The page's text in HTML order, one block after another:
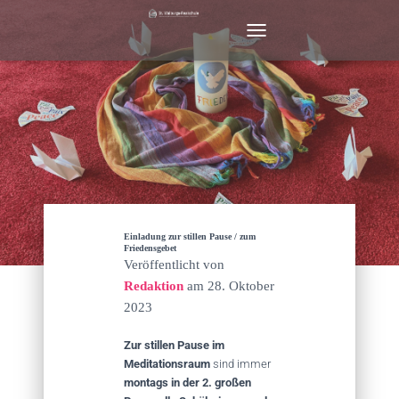
N
A
V
I
G
A
T
I
O
N
H
N
Einladung zur stillen Pause / zum
Friedensgebet
Veröffentlicht von
Redaktion am 28. Oktober
2023
Zur stillen Pause im
Meditationsraum sind immer
montags in der 2. großen